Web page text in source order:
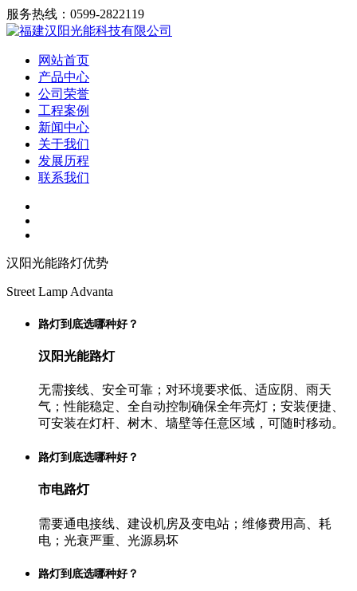
服务热线：0599-2822119
网站首页
产品中心
公司荣誉
工程案例
新闻中心
关于我们
发展历程
联系我们
汉阳光能路灯优势
Street Lamp Advanta
路灯到底选哪种好？
汉阳光能路灯
无需接线、安全可靠；对环境要求低、适应阴、雨天
气；性能稳定、全自动控制确保全年亮灯；安装便捷、
可安装在灯杆、树木、墙壁等任意区域，可随时移动。
路灯到底选哪种好？
市电路灯
需要通电接线、建设机房及变电站；维修费用高、耗
电；光衰严重、光源易坏
路灯到底选哪种好？